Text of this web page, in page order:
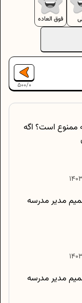
فوق العاده
500/0
ممنوع است؟ اگه
مدیر مدرسه
مدیر مدرسه